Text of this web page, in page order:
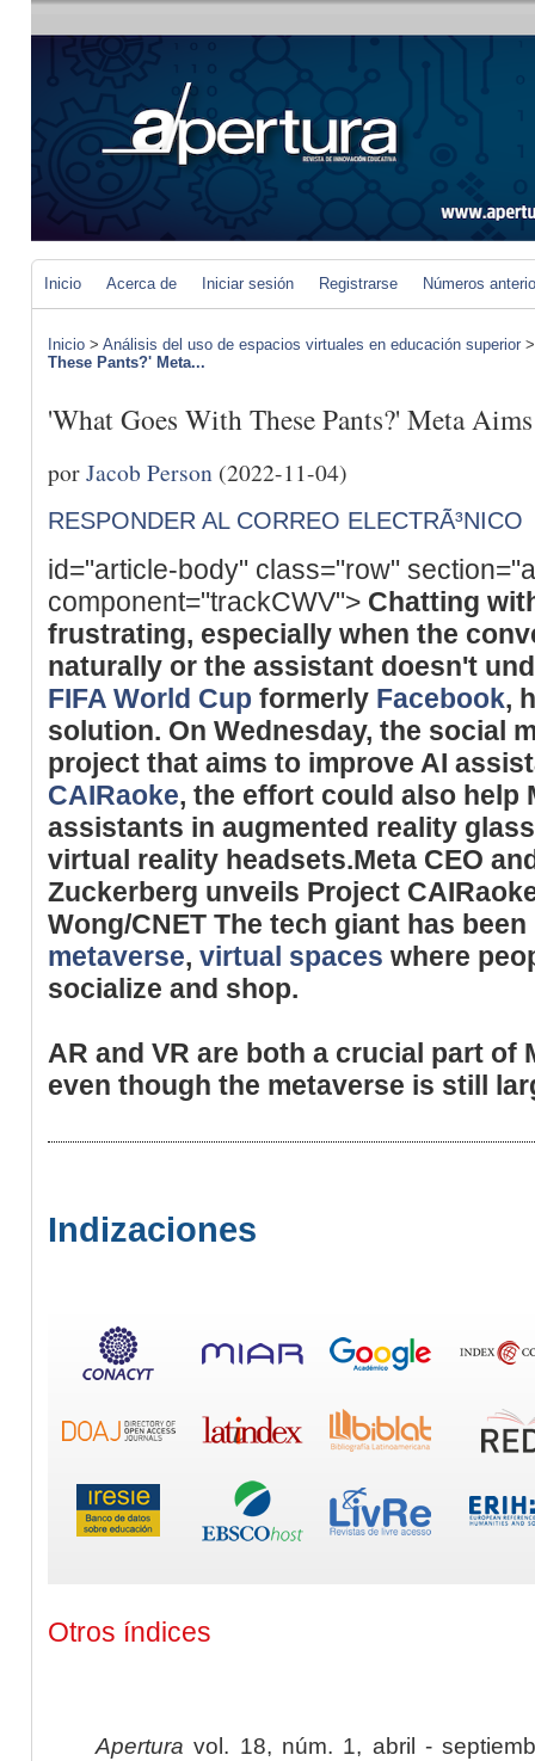
Inicio Acerca de Iniciar sesión Registrarse Números
Inicio > Análisis del uso de espacios virtuales en educación superior
These Pants?' Meta...
'What Goes With These Pants?' Meta
porJacob Person (2022-11-04)
RESPONDER AL CORREO ELECTRÃ³NICO
id="article-body" class="row"
component="trackCWV"> Chatting
frustrating, especially when the
naturally or the assistant doesn't
FIFA World Cup formerly Facebook,
solution. On Wednesday, the social
project that aims to improve AI
CAIRaoke, the effort could also help
assistants in augmented reality
virtual reality headsets.Meta CEO
Zuckerberg unveils Project
Wong/CNET The tech giant has
metaverse, virtual spaces where
socialize and shop.
AR and VR are both a crucial part of
even though the metaverse is still
Indizaciones
Otros índices
Apertura vol. 18, núm. 1, abril -